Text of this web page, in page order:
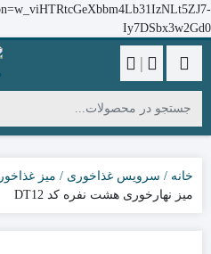
Iy7DSbx3w2Gd0
|
خانه سرویس غذاخوری میز
میز نهارخوری هشت نفره کد DT12